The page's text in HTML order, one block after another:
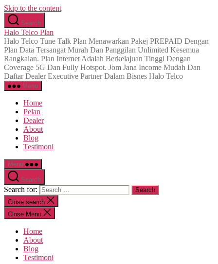
Skip to the content
Search
Halo Telco Plan
Halo Telco Tune Talk Plan Menawarkan Pakej PREPAID Dengan
Plan Data Tersangat Murah Dan Panggilan Unlimited Kesemua
Rangkaian. Plan Internet Adalah Berkelajuan Tinggi Dengan
Coverage 5G Dan Fully Hotspot. Jom Jana Income Mudah Dan
Daftar Dealer Executive Partner Dalam Bisnes Halo Telco
Menu
Home
Pelan
Dealer
About
Blog
Testimoni
Menu
Search
Search for:
Close search
Close Menu
Home
About
Blog
Testimoni